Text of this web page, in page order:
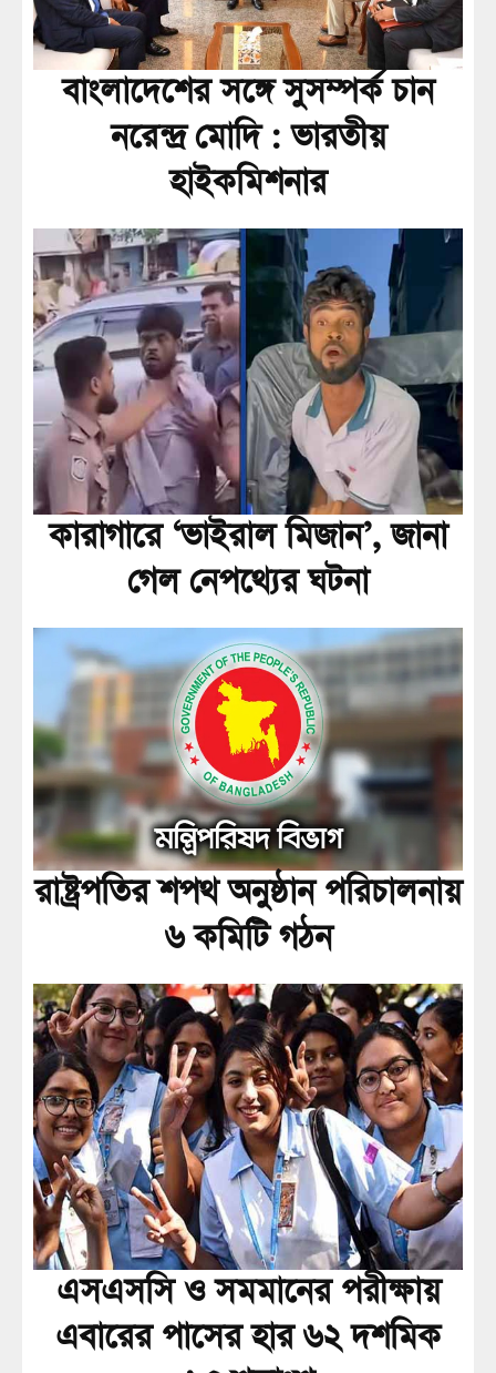
বাংলাদেশের সঙ্গে সুসম্পর্ক চান
নরেন্দ্র মোদি : ভারতীয়
হাইকমিশনার
কারাগারে ‘ভাইরাল মিজান’, জানা
গেল নেপথ্যের ঘটনা
রাষ্ট্রপতির শপথ অনুষ্ঠান পরিচালনায়
৬ কমিটি গঠন
এসএসসি ও সমমানের পরীক্ষায়
এবারের পাসের হার ৬২ দশমিক